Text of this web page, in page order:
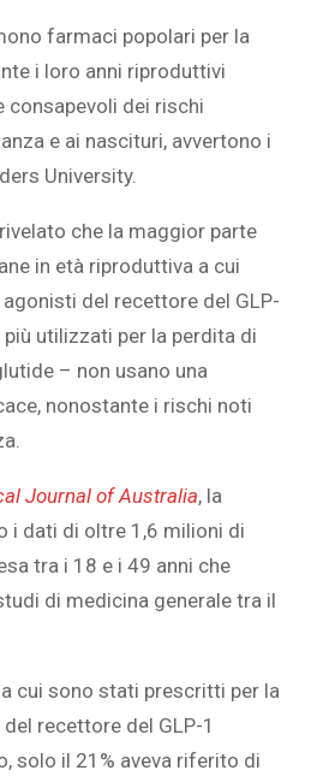
farmaci popolari per la
i loro anni riproduttivi
consapevoli dei rischi
e ai nascituri, avvertono i
University.
che la maggior parte
in età riproduttiva a cui
del recettore del GLP-
utilizzati per la perdita di
– non usano una
nonostante i rischi noti
Journal of Australia, la
i dati di oltre 1,6 milioni di
tra i 18 e i 49 anni che
di medicina generale tra il
cui sono stati prescritti per la
recettore del GLP-1
solo il 21% aveva riferito di